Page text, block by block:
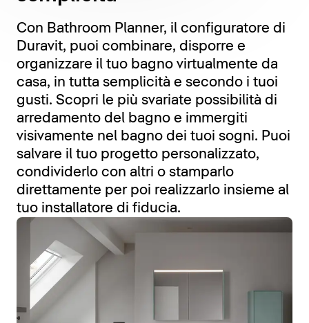
Con Bathroom Planner, il configuratore di
Duravit, puoi combinare, disporre e
organizzare il tuo bagno virtualmente da
casa, in tutta semplicità e secondo i tuoi
gusti. Scopri le più svariate possibilità di
arredamento del bagno e immergiti
visivamente nel bagno dei tuoi sogni. Puoi
salvare il tuo progetto personalizzato,
condividerlo con altri o stamparlo
direttamente per poi realizzarlo insieme al
tuo installatore di fiducia.